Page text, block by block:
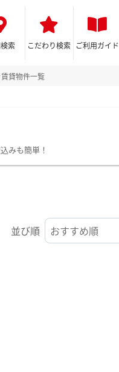
索 こだわり検索 ご利用ガイド
貸物件一覧
みも簡単！
並び順